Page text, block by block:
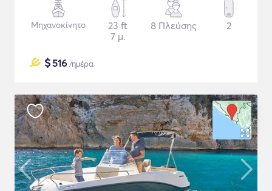
Μηχανοκίνητο
23 ft
7 μ.
8 Πλεύσης 2
$516 /ημέρα